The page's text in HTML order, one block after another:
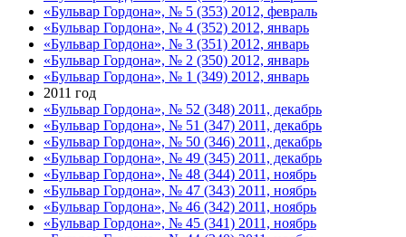
«Бульвар Гордона», № 5 (353) 2012, февраль
«Бульвар Гордона», № 4 (352) 2012, январь
«Бульвар Гордона», № 3 (351) 2012, январь
«Бульвар Гордона», № 2 (350) 2012, январь
«Бульвар Гордона», № 1 (349) 2012, январь
2011 год
«Бульвар Гордона», № 52 (348) 2011, декабрь
«Бульвар Гордона», № 51 (347) 2011, декабрь
«Бульвар Гордона», № 50 (346) 2011, декабрь
«Бульвар Гордона», № 49 (345) 2011, декабрь
«Бульвар Гордона», № 48 (344) 2011, ноябрь
«Бульвар Гордона», № 47 (343) 2011, ноябрь
«Бульвар Гордона», № 46 (342) 2011, ноябрь
«Бульвар Гордона», № 45 (341) 2011, ноябрь